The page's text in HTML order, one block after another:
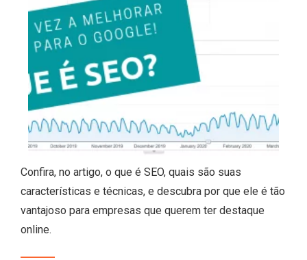
Confira, no artigo, o que é SEO, quais são suas
características e técnicas, e descubra por que ele é tão
vantajoso para empresas que querem ter destaque
online.